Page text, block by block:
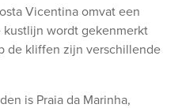
Vicentina omvat een
wordt gekenmerkt
de kliffen zijn verschillende
is Praia da Marinha,